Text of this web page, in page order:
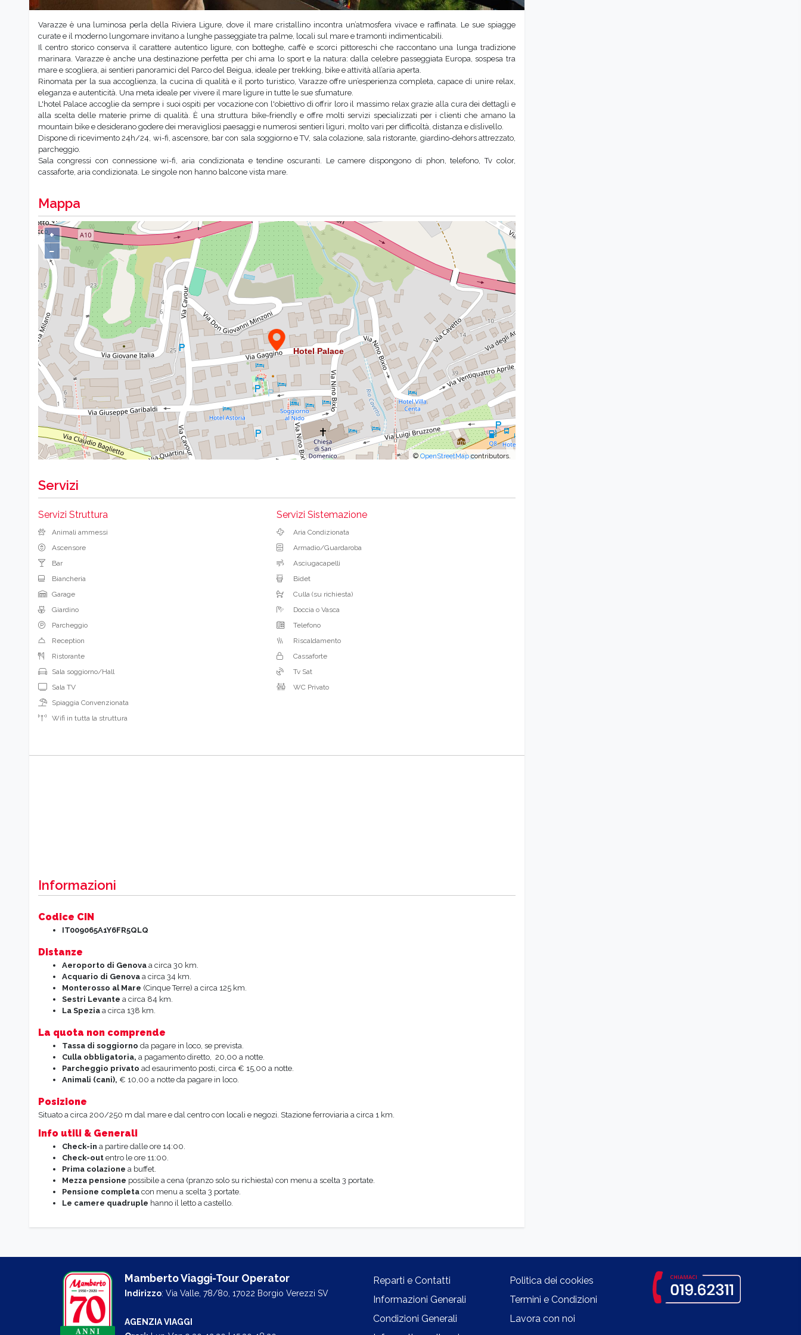
Varazze è una luminosa perla della Riviera Ligure, dove il mare cristallino incontra un’atmosfera vivace e raffinata. Le sue spiagge
curate e il moderno lungomare invitano a lunghe passeggiate tra palme, locali sul mare e tramonti indimenticabili.
Il centro storico conserva il carattere autentico ligure, con botteghe, caffè e scorci pittoreschi che raccontano una lunga tradizione
marinara. Varazze è anche una destinazione perfetta per chi ama lo sport e la natura: dalla celebre passeggiata Europa, sospesa tra
mare e scogliera, ai sentieri panoramici del Parco del Beigua, ideale per trekking, bike e attività all’aria aperta.
Rinomata per la sua accoglienza, la cucina di qualità e il porto turistico, Varazze offre un’esperienza completa, capace di unire relax,
eleganza e autenticità. Una meta ideale per vivere il mare ligure in tutte le sue sfumature.
L'hotel Palace accoglie da sempre i suoi ospiti per vocazione con l'obiettivo di offrir loro il massimo relax grazie alla cura dei dettagli e
alla scelta delle materie prime di qualità. È una struttura bike-friendly e offre molti servizi specializzati per i clienti che amano la
mountain bike e desiderano godere dei meravigliosi paesaggi e numerosi sentieri liguri, molto vari per difficoltà, distanza e dislivello.
Dispone di ricevimento 24h/24, wi-fi, ascensore, bar con sala soggiorno e TV, sala colazione, sala ristorante, giardino-dehors attrezzato,
parcheggio.
Sala congressi con connessione wi-fi, aria condizionata e tendine oscuranti. Le camere dispongono di phon, telefono, Tv color,
cassaforte, aria condizionata. Le singole non hanno balcone vista mare.
Mappa
+
−
©OpenStreetMapcontributors.
Servizi
Servizi Struttura
Animali ammessi
Ascensore
Bar
Biancheria
Garage
Giardino
Parcheggio
Reception
Ristorante
Sala soggiorno/Hall
Sala TV
Spiaggia Convenzionata
Wifi in tutta la struttura
Servizi Sistemazione
Aria Condizionata
Armadio/Guardaroba
Asciugacapelli
Bidet
Culla (su richiesta)
Doccia o Vasca
Telefono
Riscaldamento
Cassaforte
Tv Sat
WC Privato
Informazioni
Codice CIN
IT009065A1Y6FR5QLQ
Distanze
Aeroporto di Genovaa circa 30 km.
Acquario di Genovaa circa 34 km.
Monterosso al Mare (Cinque Terre) a circa 125 km.
Sestri Levante a circa 84 km.
La Speziaa circa 138 km.
La quota non comprende
Tassa di soggiorno da pagare in loco, se prevista.
Culla obbligatoria, a pagamento diretto, 20,00 a notte.
Parcheggio privato ad esaurimento posti, circa € 15,00 a notte.
Animali (cani), € 10,00 a notte da pagare in loco.
Posizione
Situato a circa 200/250 m dal mare e dal centro con locali e negozi. Stazione ferroviaria a circa 1 km.
Info utili & Generali
Check-in a partire dalle ore 14:00.
Check-outentro le ore 11:00.
Prima colazione a buffet.
Mezza pensione possibile a cena (pranzo solo su richiesta) con menu a scelta 3 portate.
Pensione completacon menu a scelta 3 portate.
Le camere quadruple hanno il letto a castello.
Mamberto Viaggi-Tour Operator
Indirizzo: Via Valle, 78/80, 17022 Borgio Verezzi SV
AGENZIA VIAGGI
Reparti e Contatti
Informazioni Generali
Condizioni Generali
Politica dei cookies
Termini e Condizioni
Lavora con noi